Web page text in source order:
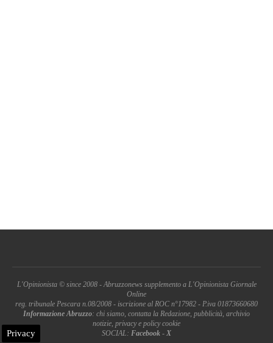
L'Opinionista © since 2008 - Abruzzonews supplemento a L'Opinionista Giornale
Online
reg. tribunale Pescara n.08/2008 - iscrizione al ROC n°17982 - P.iva 01873660680
Informazione Abruzzo: chi siamo, contatta la Redazione, pubblicità, archivio
notizie, privacy e policy cookie
SOCIAL: Facebook - X
Privacy